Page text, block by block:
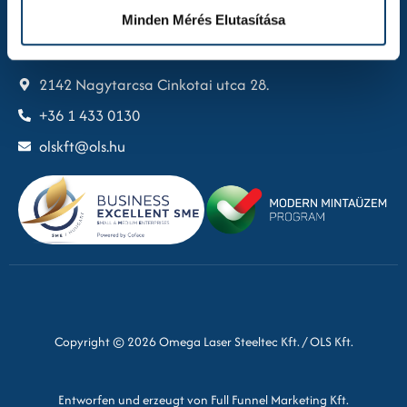
Minden Mérés Elutasítása
Kontakt
2142 Nagytarcsa Cinkotai utca 28.
+36 1 433 0130
olskft@ols.hu
Copyright © 2026 Omega Laser Steeltec Kft. / OLS Kft.
Entworfen und erzeugt von Full Funnel Marketing Kft.